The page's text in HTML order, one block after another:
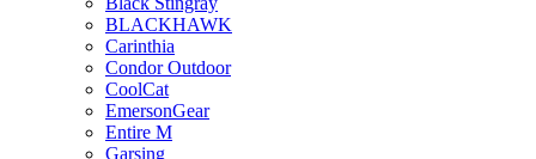
BLACKHAWK
Carinthia
Condor Outdoor
CoolCat
EmersonGear
Entire M
Garsing